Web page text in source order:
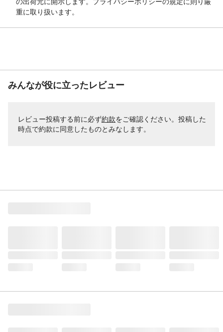
重に取り扱います。
みんなが役に立ったレビュー
レビュー投稿する前に必ず約款をご確認ください。投稿した
時点で約款に同意したものとみなします。